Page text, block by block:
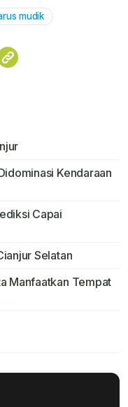
mudik
Kendaraan
Capai
Selatan
Manfaatkan Tempat